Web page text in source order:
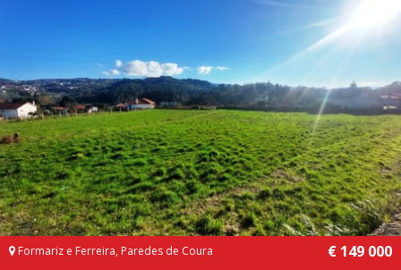
Formariz e Ferreira, Paredes de Coura € 149 000